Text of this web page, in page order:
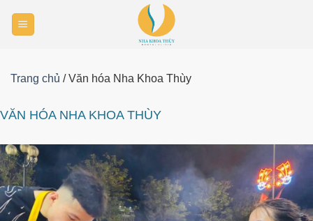
Trang chủ /Văn hóa Nha Khoa Thùy
VĂN HÓA NHA KHOA THÙY